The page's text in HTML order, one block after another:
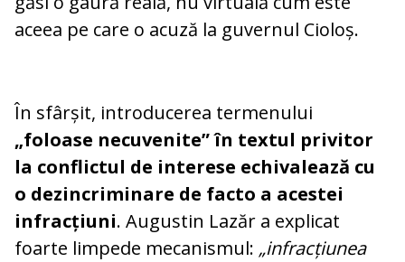
aceea pe care o acuză la guvernul Cioloș.
În sfârșit, introducerea termenului
„foloase necuvenite” în textul privitor
la conflictul de interese echivalează cu
o dezincriminare de facto a acestei
infracțiuni. Augustin Lazăr a explicat
foarte limpede mecanismul: „infracțiunea